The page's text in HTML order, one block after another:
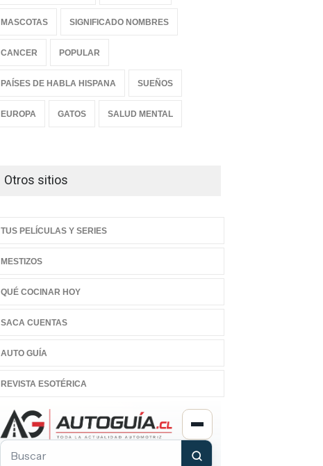
MASCOTAS SIGNIFICADO NOMBRES
CANCER POPULAR
PAÍSES DE HABLA HISPANA SUEÑOS
EUROPA GATOS SALUD MENTAL
Otros sitios
TUS PELÍCULAS Y SERIES
MESTIZOS
QUÉ COCINAR HOY
SACA CUENTAS
AUTO GUÍA
REVISTA ESOTÉRICA